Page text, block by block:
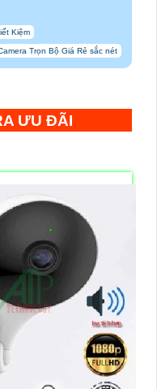
Kiệm
Trọn Bộ Giá Rẻ sắc nét
ƯU ĐÃI